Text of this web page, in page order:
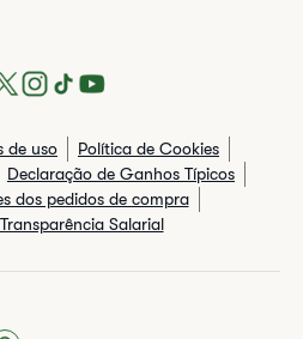
de uso
Política de Cookies
Declaração de Ganhos Típicos
dos pedidos de compra
Salarial